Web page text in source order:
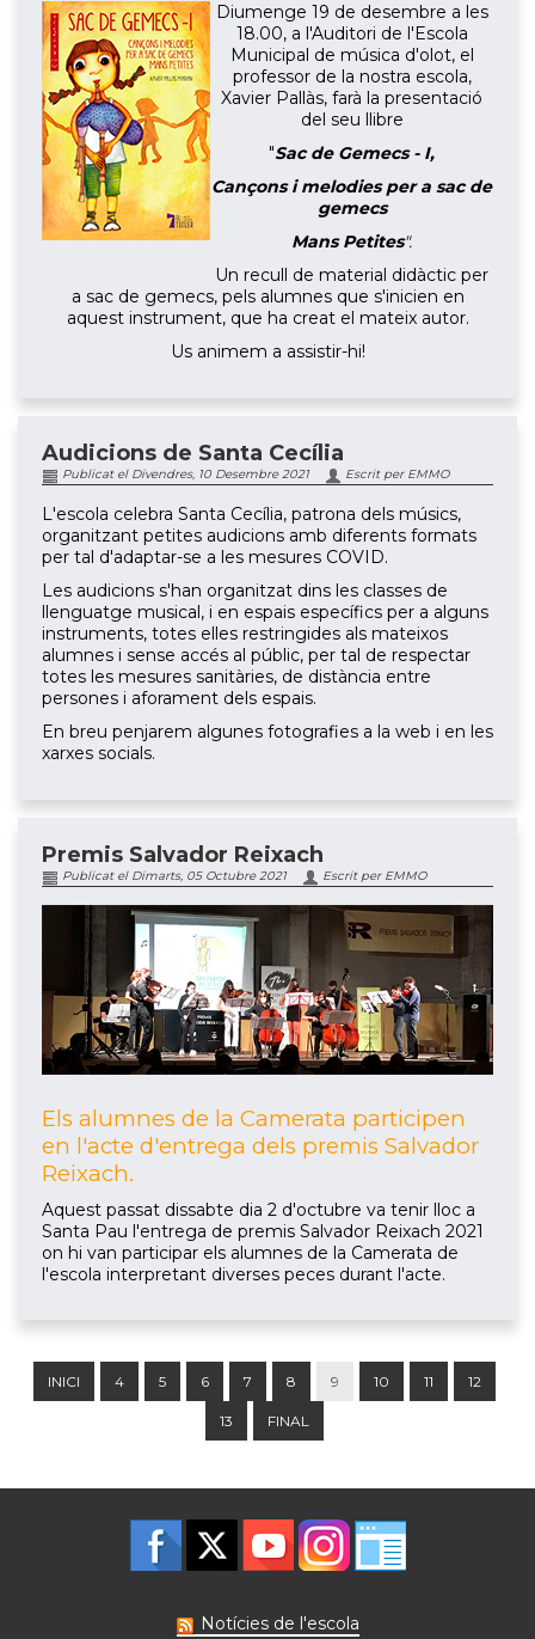
Diumenge 19 de desembre a les
18.00, a l'Auditori de l'Escola
Municipal de música d'olot, el
professor de la nostra escola,
Xavier Pallàs, farà la presentació
del seu llibre
"Sac de Gemecs - I,
Cançons i melodies per a sac de
gemecs
Mans Petites".
Un recull de material didàctic per
a sac de gemecs, pels alumnes que s'inicien en
aquest instrument, que ha creat el mateix autor.
Us animem a assistir-hi!
Audicions de Santa Cecília
Publicat el Divendres, 10 Desembre 2021 Escrit per EMMO
L'escola celebra Santa Cecília, patrona dels músics,
organitzant petites audicions amb diferents formats
per tal d'adaptar-se a les mesures COVID.
Les audicions s'han organitzat dins les classes de
llenguatge musical, i en espais específics per a alguns
instruments, totes elles restringides als mateixos
alumnes i sense accés al públic, per tal de respectar
totes les mesures sanitàries, de distància entre
persones i aforament dels espais.
En breu penjarem algunes fotografies a la web i en les
xarxes socials.
Premis Salvador Reixach
Publicat el Dimarts, 05 Octubre 2021 Escrit per EMMO
Els alumnes de la Camerata participen
en l'acte d'entrega dels premis Salvador
Reixach.
Aquest passat dissabte dia 2 d'octubre va tenir lloc a
Santa Pau l'entrega de premis Salvador Reixach 2021
on hi van participar els alumnes de la Camerata de
l'escola interpretant diverses peces durant l'acte.
INICI 4 5 6 7 8 9 10 11 12
13 FINAL
Notícies de l'escola